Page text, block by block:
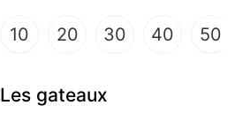
10 20 30 40 50
Les gateaux